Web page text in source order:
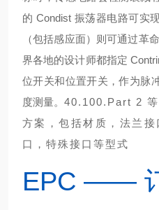
的 Condist 振荡器电路可实
（包括感应面）则可通过革
界各地的设计师都指定
位开关和位置开关，作为脉
度测量。40.100.Part 2 等
方案，包括材质，法兰
口，特殊接口等型式
EPC ——